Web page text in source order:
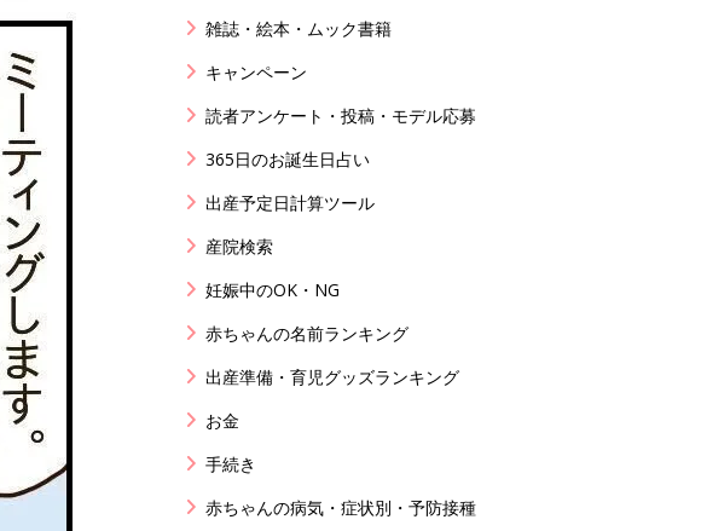
雑誌・絵本・ムック書籍
キャンペーン
読者アンケート・投稿・モデル応募
365日のお誕生日占い
出産予定日計算ツール
産院検索
妊娠中のOK・NG
赤ちゃんの名前ランキング
出産準備・育児グッズランキング
お金
手続き
赤ちゃんの病気・症状別・予防接種